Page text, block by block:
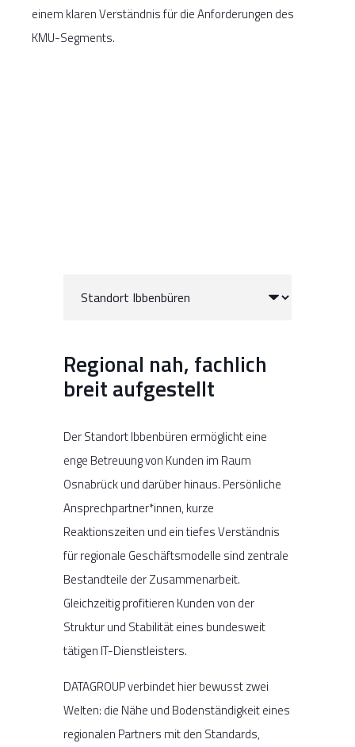
einem klaren Verständnis für die Anforderungen des
KMU-Segments.
Regional nah, fachlich
breit aufgestellt
Der Standort Ibbenbüren ermöglicht eine
enge Betreuung von Kunden im Raum
Osnabrück und darüber hinaus. Persönliche
Ansprechpartner*innen, kurze
Reaktionszeiten und ein tiefes Verständnis
für regionale Geschäftsmodelle sind zentrale
Bestandteile der Zusammenarbeit.
Gleichzeitig profitieren Kunden von der
Struktur und Stabilität eines bundesweit
tätigen IT-Dienstleisters.
DATAGROUP verbindet hier bewusst zwei
Welten: die Nähe und Bodenständigkeit eines
regionalen Partners mit den Standards,